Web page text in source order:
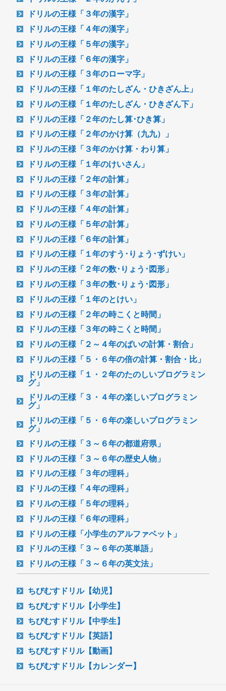
ドリルの王様「３年の漢字」
ドリルの王様「４年の漢字」
ドリルの王様「５年の漢字」
ドリルの王様「６年の漢字」
ドリルの王様「３年のローマ字」
ドリルの王様「１年のたしざん・ひきざん上」
ドリルの王様「１年のたしざん・ひきざん下」
ドリルの王様「２年のたし算･ひき算」
ドリルの王様「２年のかけ算（九九）」
ドリルの王様「３年のかけ算・わり算」
ドリルの王様「１年のけいさん」
ドリルの王様「２年の計算」
ドリルの王様「３年の計算」
ドリルの王様「４年の計算」
ドリルの王様「５年の計算」
ドリルの王様「６年の計算」
ドリルの王様「１年のすう･りょう･ずけい」
ドリルの王様「２年の数･りょう･図形」
ドリルの王様「３年の数･りょう･図形」
ドリルの王様「１年のとけい」
ドリルの王様「２年の時こくと時間」
ドリルの王様「３年の時こくと時間」
ドリルの王様「２～４年のばいの計算・割合」
ドリルの王様「５・６年の倍の計算・割合・比」
ドリルの王様「１・２年のたのしいプログラミン
グ」
ドリルの王様「３・４年の楽しいプログラミン
グ」
ドリルの王様「５・６年の楽しいプログラミン
グ」
ドリルの王様「３～６年の都道府県」
ドリルの王様「３～６年の歴史人物」
ドリルの王様「３年の理科」
ドリルの王様「４年の理科」
ドリルの王様「５年の理科」
ドリルの王様「６年の理科」
ドリルの王様「小学生のアルファベット」
ドリルの王様「３～６年の英単語」
ドリルの王様「３～６年の英文法」
ちびむすドリル【幼児】
ちびむすドリル【小学生】
ちびむすドリル【中学生】
ちびむすドリル【英語】
ちびむすドリル【動画】
ちびむすドリル【カレンダー】